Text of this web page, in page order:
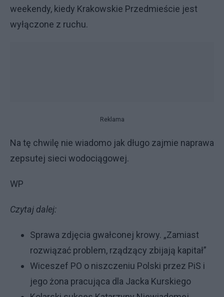
weekendy, kiedy Krakowskie Przedmieście jest
wyłączone z ruchu.
Reklama
Na tę chwilę nie wiadomo jak długo zajmie naprawa
zepsutej sieci wodociągowej.
WP
Czytaj dalej:
Sprawa zdjęcia gwałconej krowy. „Zamiast
rozwiązać problem, rządzący zbijają kapitał”
Wiceszef PO o niszczeniu Polski przez PiS i
jego żona pracująca dla Jacka Kurskiego